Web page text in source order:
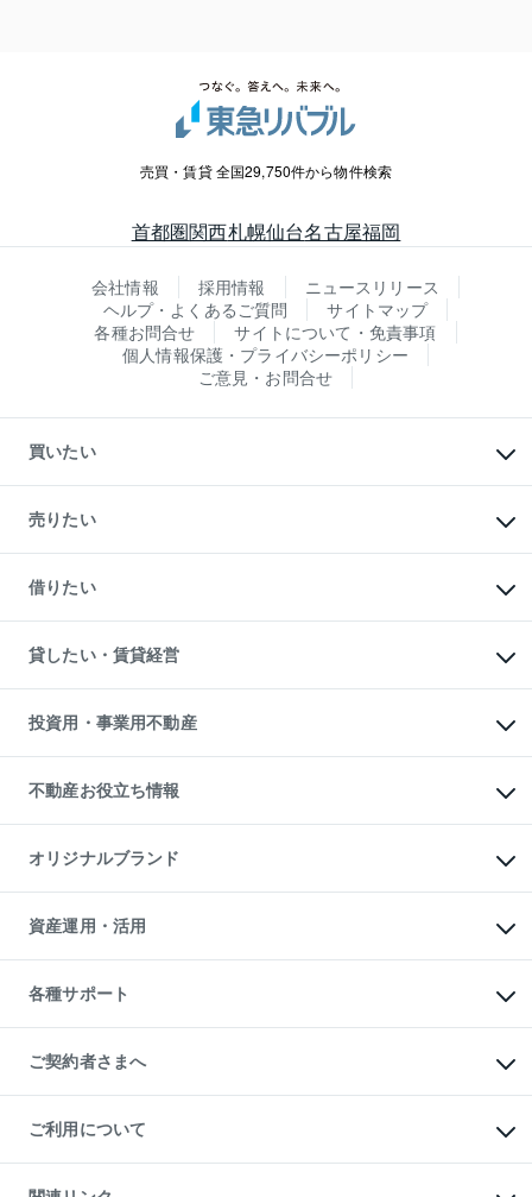
売買・賃貸 全国29,750件から物件検索
首都圏関西札幌仙台名古屋福岡
会社情報 採用情報
ニュースリリース
ヘルプ・よくあるご質問
サイトマップ
各種お問合せ
サイトについて・免責事項
個人情報保護・プライバシーポリシー
ご意見・お問合せ
買いたい
新築・分譲マンションの購入
中古マンションの購入
一戸建ての購入
中古一戸建ての購入
不動産購入の流れ
注目キーワード物件特集
購入ガイド
English 繁体中文簡体中文
売りたい
一戸建ての売却・査定
土地の売却・査定
スピードAI査定
不動産査定について
不動産売却の流れ
不動産買換えの流れ
売却ガイド
借りたい
オフィス・店舗の賃貸
借りるときの流れ
借りるガイド
貸したい・賃貸経営
マンション賃料データ
賃貸管理プラン
リロケーションについて
貸すガイド
投資用・事業用不動産
事業用不動産
マンション投資
投資用マンション
アパート経営
収益物件
ビル購入（ビル一棟）
投資用不動産の売却査定
事業用不動産の売却査定
不動産お役立ち情報
マンションライブラリー
人気マンションランキング
暮らしに役立つ不動産メディア
不動産相場・不動産価格情報
不動産コラム・ニュース
不動産用語集
不動産なんでもネット相談室
住まいの税金
オリジナルブランド
一棟リノベーションマンション
L`GENTE（ルジェンテ）
区分リノベーションマンション
投資用一棟レジデンスWELL
不動産小口投資
LEGACIA（レガシア）
資産運用・活用
不動産M&A
アセットマネジメント・出資
各種サポート
相続サポート
リフォームサポート
ご契約者さまへ
ご紹介・再契約特典
入居者様専用-各種ご案内（賃貸）
東急こすもす会「こすもすWeb」
ご利用について
金融商品取引について